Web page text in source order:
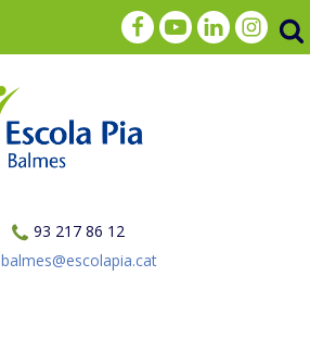
93 217 86 12
balmes@escolapia.cat